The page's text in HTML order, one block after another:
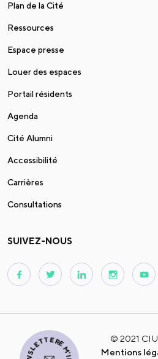
Plan de la Cité
Ressources
Espace presse
Louer des espaces
Portail résidents
Agenda
Cité Alumni
Accessibilité
Carrières
Consultations
SUIVEZ-NOUS
© 2021
Mentions